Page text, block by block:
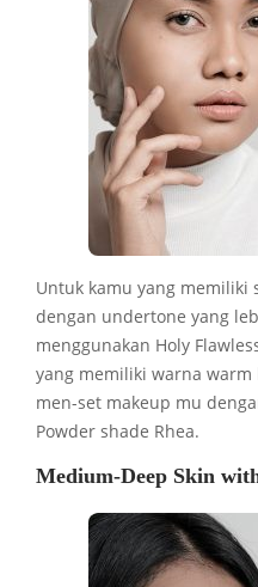
Untuk kamu yang
dengan undertone yang
menggunakan Holy
yang memiliki warna warm
men-set makeup mu
Powder shade Rhea.
Medium-Deep Skin